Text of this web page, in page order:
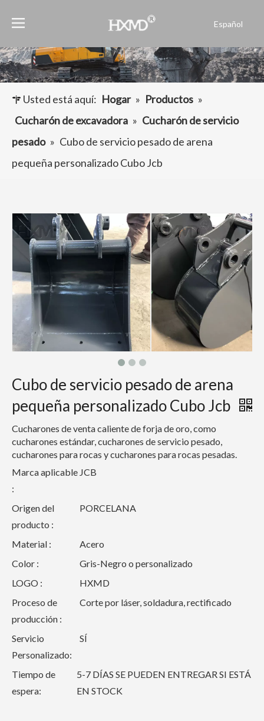
Español
العربية
Français
Usted está aquí: Hogar » Productos »
Cucharón de excavadora » Cucharón de servicio
pesado » Cubo de servicio pesado de arena
pequeña personalizado Cubo Jcb
Cubo de servicio pesado de arena
pequeña personalizado Cubo Jcb
Cucharones de venta caliente de forja de oro, como
cucharones estándar, cucharones de servicio pesado,
cucharones para rocas y cucharones para rocas pesadas.
Marca aplicable
:
JCB
Origen del
producto :
PORCELANA
Material :
Acero
Color :
Gris-Negro o personalizado
LOGO :
HXMD
Proceso de
producción :
Corte por láser, soldadura, rectificado
Servicio
Personalizado:
SÍ
Tiempo de
espera:
5-7 DÍAS SE PUEDEN ENTREGAR SI ESTÁ
EN STOCK